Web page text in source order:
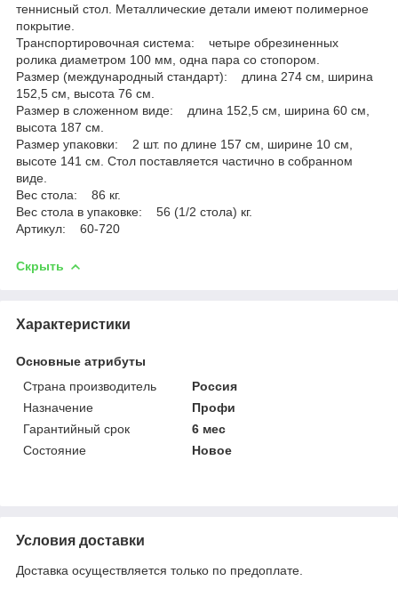
теннисный стол. Металлические детали имеют полимерное
покрытие.
Транспортировочная система: четыре обрезиненных
ролика диаметром 100 мм, одна пара со стопором.
Размер (международный стандарт): длина 274 см, ширина
152,5 см, высота 76 см.
Размер в сложенном виде: длина 152,5 см, ширина 60 см,
высота 187 см.
Размер упаковки: 2 шт. по длине 157 см, ширине 10 см,
высоте 141 см. Стол поставляется частично в собранном
виде.
Вес стола: 86 кг.
Вес стола в упаковке: 56 (1/2 стола) кг.
Артикул: 60-720
Скрыть
Характеристики
Основные атрибуты
Страна производитель
Россия
Назначение
Профи
Гарантийный срок
6 мес
Состояние
Новое
Условия доставки
Доставка осуществляется только по предоплате.